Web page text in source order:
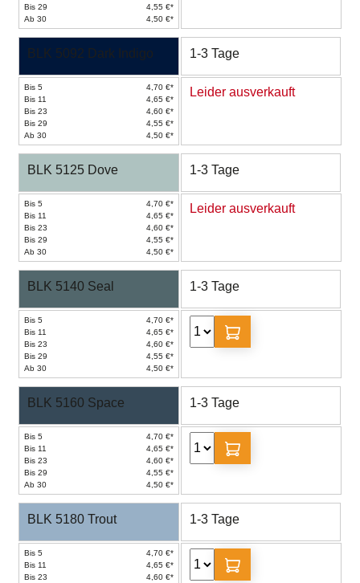
Bis 29
4,55 €*
Ab 30
4,50 €*
BLK 5092 Dark Indigo 1-3 Tage
Bis 5
4,70 €*
Bis 11
4,65 €*
Bis 23
4,60 €*
Bis 29
4,55 €*
Ab 30
4,50 €*
Leider ausverkauft
BLK 5125 Dove 1-3 Tage
Bis 5
4,70 €*
Bis 11
4,65 €*
Bis 23
4,60 €*
Bis 29
4,55 €*
Ab 30
4,50 €*
Leider ausverkauft
BLK 5140 Seal 1-3 Tage
Bis 5
4,70 €*
Bis 11
4,65 €*
Bis 23
4,60 €*
Bis 29
4,55 €*
Ab 30
4,50 €*
BLK 5160 Space 1-3 Tage
Bis 5
4,70 €*
Bis 11
4,65 €*
Bis 23
4,60 €*
Bis 29
4,55 €*
Ab 30
4,50 €*
BLK 5180 Trout 1-3 Tage
Bis 5
4,70 €*
Bis 11
4,65 €*
Bis 23
4,60 €*